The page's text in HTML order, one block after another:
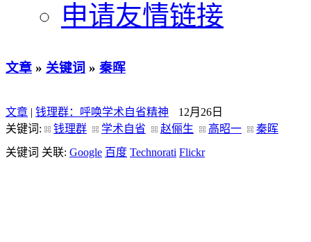
申请友情链接
文章 » 关键词 » 秦晖
文章 | 钱理群：呼唤学术自省精神
12月26日
关键词:
钱理群 学术自省 赵俪生 高昭一
秦晖
关键词 关联: Google 百度 Technorati Flickr